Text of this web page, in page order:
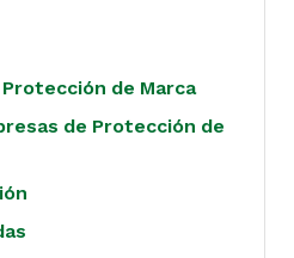
de Marca
de Protección de